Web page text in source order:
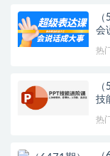
会
热
技
热